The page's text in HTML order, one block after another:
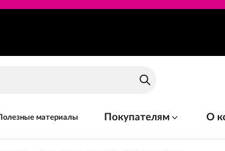
материалы Покупателям О